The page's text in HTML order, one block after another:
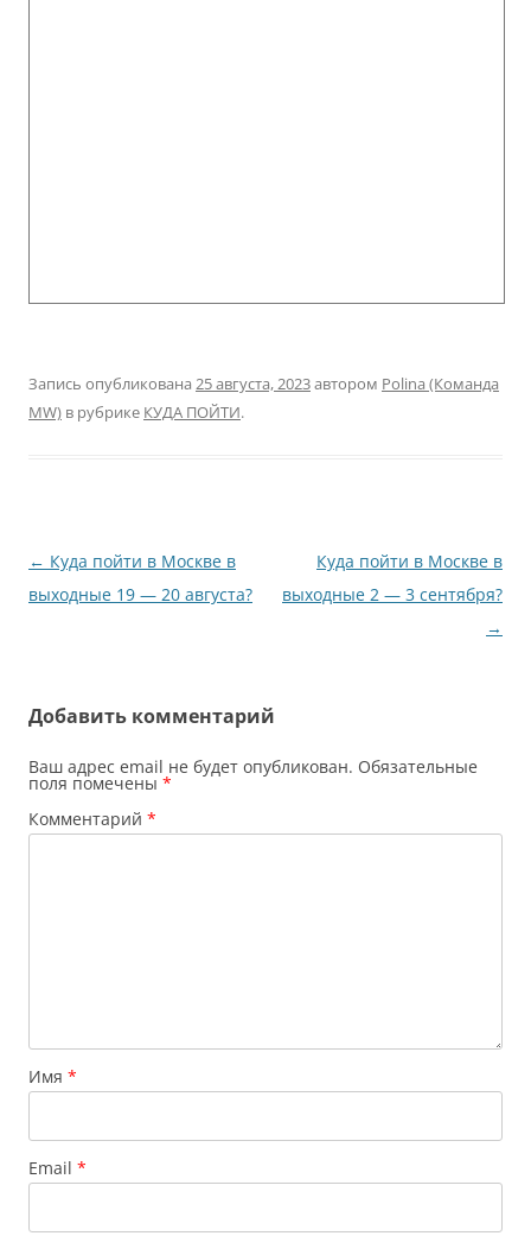
Запись опубликована 25 августа, 2023автором Polina (Команда
MW) в рубрике КУДА ПОЙТИ.
Навигация
по
← Куда пойти в Москве в
выходные 19 — 20 августа?
Куда пойти в Москве в
выходные 2 — 3 сентября?
→
Добавить комментарий
Ваш адрес email не будет опубликован. Обязательные
поля помечены *
Комментарий *
Имя *
Email *